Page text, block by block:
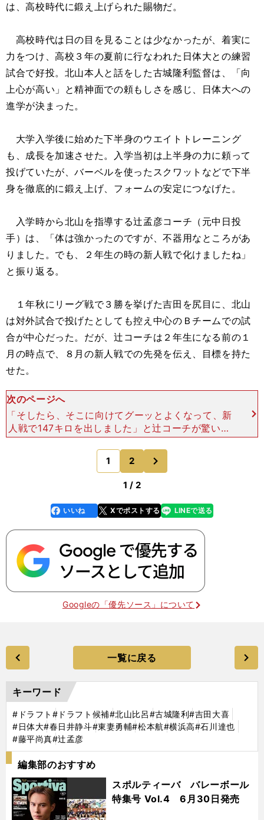
は、高校時代に鍛え上げられた賜物だ。
高校時代は日の目を見ることは少なかったが、着実に
力をつけ、高校３年の夏前に行なわれた日体大との練習
試合で好投。北山本人と話をした古城隆利監督は、「向
上心が高い」と精神面での頼もしさを感じ、日体大への
進学が決まった。
大学入学後に始めた下半身のウエイトトレーニング
も、成長を加速させた。入学当初は上半身の力に頼って
投げていたが、バーベルを使ったスクワットなどで下半
身を徹底的に鍛え上げ、フォームの安定につなげた。
入学時から北山を指導する辻孟彦コーチ（元中日投
手）は、「体は強かったのですが、不器用なところがあ
りました。でも、２年生の時の新人戦で化けましたね」
と振り返る。
１年秋にリーグ戦で３勝を挙げた吉田を尻目に、北山
は対外試合で投げたとしても控え中心のＢチームでの試
合が中心だった。だが、辻コーチは２年生になる前の１
月の時点で、８月の新人戦での先発を伝え、目標を持た
せた。
次のページへ
「そしたら、そこに向けてグーッとよくなって、新
人戦で147キロを出しました」と辻コーチが驚いた
ように、一気に力を伸ばしてきた。 飛躍が期待さ
れた秋のリーグ戦だったが、試合開始前のブルペン
で右肩を痛め、
1 2
1 / 2
faceboo
k
いいね Xでポストする
line LINEで送る
Googleの「優先ソース」について
一覧に戻る
キーワード
#ドラフト #ドラフト候補#北山比呂#古城隆利#吉田大喜
#日体大#春日井静斗#東妻勇輔#松本航#横浜高#石川達也
#藤平尚真#辻孟彦
編集部のおすすめ
スポルティーバ バレーボール
特集号 Vol.4 6月30日発売